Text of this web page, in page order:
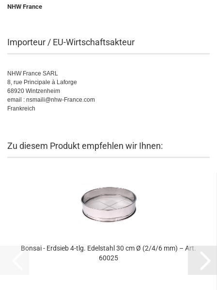
NHW France
Importeur / EU-Wirtschaftsakteur
NHW France SARL
8, rue Principale à Laforge
68920 Wintzenheim
email : nsmaili@nhw-France.com
Frankreich
Zu diesem Produkt empfehlen wir Ihnen:
Bonsai - Erdsieb 4-tlg. Edelstahl 30 cm Ø (2/4/6 mm) – Art.
60025